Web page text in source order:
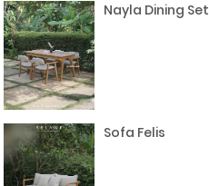
Nayla Dining Set
Sofa Felis